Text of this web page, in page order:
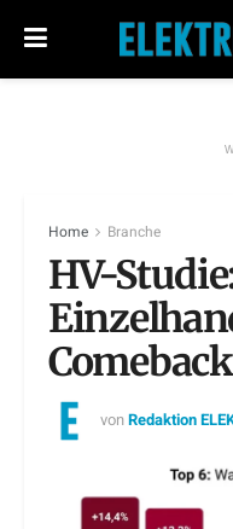
Home Branche
HV-
Comeback
vonRedaktion